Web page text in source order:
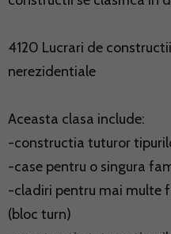
4120 Lucrari de
nerezidentiale
Aceasta clasa include:
-constructia tuturor
-case pentru o singura
-cladiri pentru mai multe
(bloc turn)